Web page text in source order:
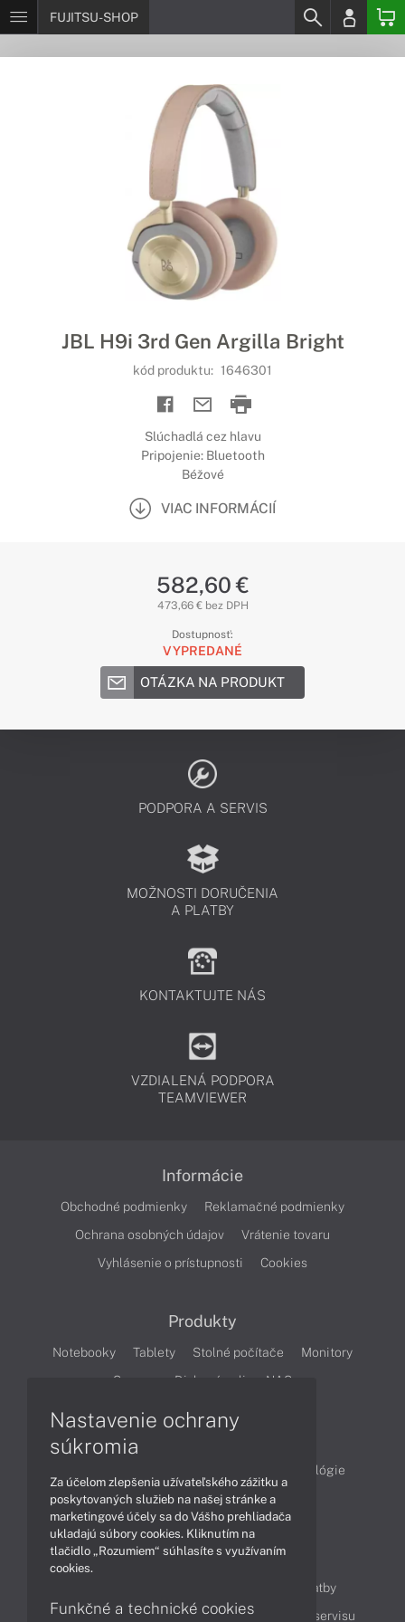
FUJITSU-SHOP
JBL H9i 3rd Gen Argilla Bright
kód produktu: 1646301
Slúchadlá cez hlavu
Pripojenie: Bluetooth
Béžové
VIAC INFORMÁCIÍ
582,60 €
473,66 € bez DPH
Dostupnosť:
VYPREDANÉ
OTÁZKA NA PRODUKT
PODPORA A SERVIS
MOŽNOSTI DORUČENIA
A PLATBY
KONTAKTUJTE NÁS
VZDIALENÁ PODPORA
TEAMVIEWER
Informácie
Obchodné podmienky
Reklamačné podmienky
Ochrana osobných údajov
Vrátenie tovaru
Vyhlásenie o prístupnosti
Cookies
Produkty
Notebooky Tablety Stolné počítače
Monitory
Servery
Diskové polia a NAS
Technológie
Videá
Obsah
Možnosti doručenia a platby
Podpora a servis
Servisné služby Cenník servisu
Nastavenie ochrany
súkromia
Za účelom zlepšenia užívateľského zážitku a
poskytovaných služieb na našej stránke a
marketingové účely sa do Vášho prehliadača
ukladajú súbory cookies. Kliknutím na
tlačidlo „Rozumiem“ súhlasíte s využívaním
cookies.
Funkčné a technické cookies